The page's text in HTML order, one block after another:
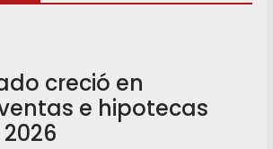
creció en
e hipotecas